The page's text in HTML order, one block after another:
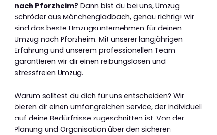
nach Pforzheim? Dann bist du bei uns, Umzug
Schröder aus Mönchengladbach, genau richtig! Wir
sind das beste Umzugsunternehmen für deinen
Umzug nach Pforzheim. Mit unserer langjährigen
Erfahrung und unserem professionellen Team
garantieren wir dir einen reibungslosen und
stressfreien Umzug.
Warum solltest du dich für uns entscheiden? Wir
bieten dir einen umfangreichen Service, der individuell
auf deine Bedürfnisse zugeschnitten ist. Von der
Planung und Organisation über den sicheren